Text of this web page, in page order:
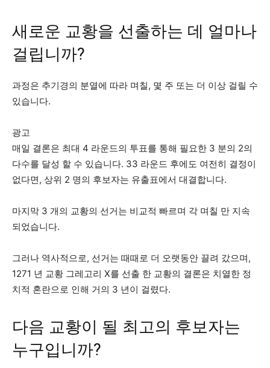
새로운 교황을 선출하는 데 얼마나
걸립니까?
과정은 추기경의 분열에 따라 며칠, 몇 주 또는 더 이상 걸릴 수
있습니다.
광고
매일 결론은 최대 4 라운드의 투표를 통해 필요한 3 분의 2의
다수를 달성 할 수 있습니다. 33 라운드 후에도 여전히 결정이
없다면, 상위 2 명의 후보자는 유출표에서 대결합니다.
마지막 3 개의 교황의 선거는 비교적 빠르며 각 며칠 만 지속
되었습니다.
그러나 역사적으로, 선거는 때때로 더 오랫동안 끌려 갔으며,
1271 년 교황 그레고리 X를 선출 한 교황의 결론은 치열한 정
치적 혼란으로 인해 거의 3 년이 걸렸다.
다음 교황이 될 최고의 후보자는
누구입니까?